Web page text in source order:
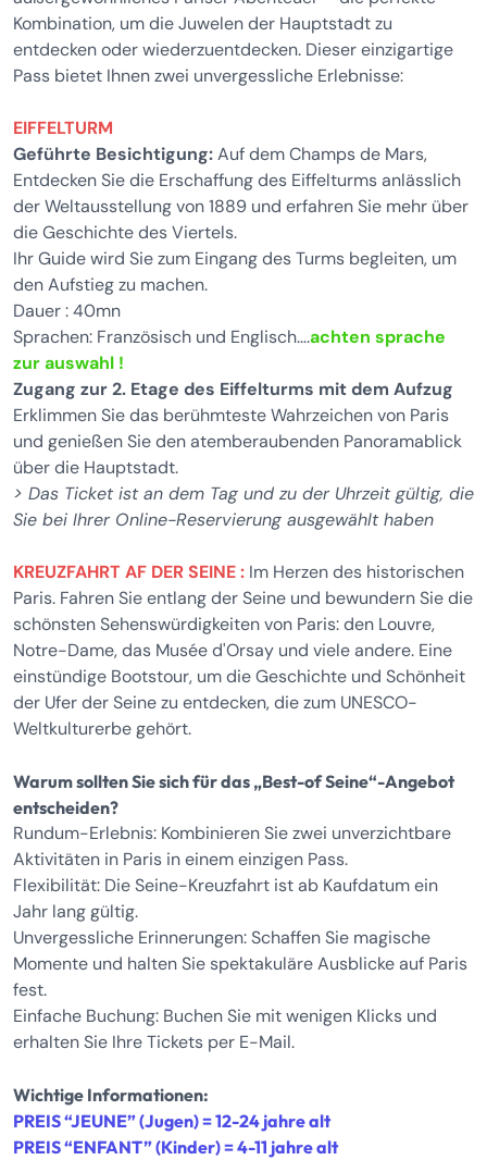
Kombination, um die Juwelen der Hauptstadt zu
entdecken oder wiederzuentdecken. Dieser einzigartige
Pass bietet Ihnen zwei unvergessliche Erlebnisse:
EIFFELTURM
Geführte Besichtigung:Auf dem Champs de Mars,
Entdecken Sie die Erschaffung des Eiffelturms anlässlich
der Weltausstellung von 1889 und erfahren Sie mehr über
die Geschichte des Viertels.
Ihr Guide wird Sie zum Eingang des Turms begleiten, um
den Aufstieg zu machen.
Dauer : 40mn
Sprachen: Französisch und Englisch….achten sprache
zur auswahl !
Zugang zur 2. Etage des Eiffelturms mit dem Aufzug
Erklimmen Sie das berühmteste Wahrzeichen von Paris
und genießen Sie den atemberaubenden Panoramablick
über die Hauptstadt.
> Das Ticket ist an dem Tag und zu der Uhrzeit gültig, die
Sie bei Ihrer Online-Reservierung ausgewählt haben
KREUZFAHRT AF DER SEINE : Im Herzen des historischen
Paris. Fahren Sie entlang der Seine und bewundern Sie die
schönsten Sehenswürdigkeiten von Paris: den Louvre,
Notre-Dame, das Musée d'Orsay und viele andere. Eine
einstündige Bootstour, um die Geschichte und Schönheit
der Ufer der Seine zu entdecken, die zum UNESCO-
Weltkulturerbe gehört.
Warum sollten Sie sich für das „Best-of Seine“-Angebot
entscheiden?
Rundum-Erlebnis: Kombinieren Sie zwei unverzichtbare
Aktivitäten in Paris in einem einzigen Pass.
Flexibilität: Die Seine-Kreuzfahrt ist ab Kaufdatum ein
Jahr lang gültig.
Unvergessliche Erinnerungen: Schaffen Sie magische
Momente und halten Sie spektakuläre Ausblicke auf Paris
fest.
Einfache Buchung: Buchen Sie mit wenigen Klicks und
erhalten Sie Ihre Tickets per E-Mail.
Wichtige Informationen:
PREIS “JEUNE” (Jugen) = 12-24 jahre alt
PREIS “ENFANT” (Kinder) = 4-11 jahre alt